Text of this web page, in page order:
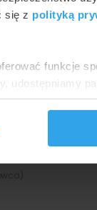
się z polityką
funkcje
danymi
433…pokażnumer